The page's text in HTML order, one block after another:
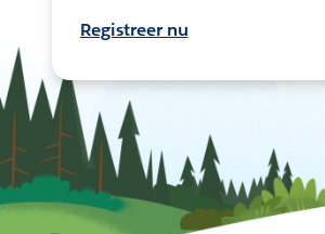
Registreer nu